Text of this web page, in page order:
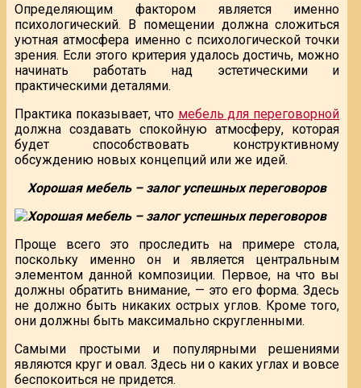
Определяющим фактором является именно
психологический. В помещении должна сложиться
уютная атмосфера именно с психологической точки
зрения. Если этого критерия удалось достичь, можно
начинать работать над эстетическими и
практическими деталями.
Практика показывает, что мебель для переговорной
должна создавать спокойную атмосферу, которая
будет способствовать конструктивному
обсуждению новых концепций или же идей.
Хорошая мебель – залог успешных переговоров
Проще всего это проследить на примере стола,
поскольку именно он и является центральным
элементом данной композиции. Первое, на что вы
должны обратить внимание, — это его форма. Здесь
не должно быть никаких острых углов. Кроме того,
они должны быть максимально скругленными.
Самыми простыми и популярными решениями
являются круг и овал. Здесь ни о каких углах и вовсе
беспокоиться не придется.